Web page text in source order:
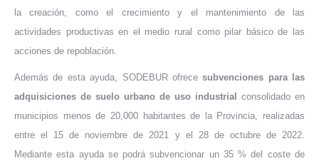
la creación, como el crecimiento y el mantenimiento de las
actividades productivas en el medio rural como pilar básico de las
acciones de repoblación.
Además de esta ayuda, SODEBUR ofrecesubvenciones para las
adquisiciones de suelo urbano de uso industrial consolidado en
municipios menos de 20,000 habitantes de la Provincia, realizadas
entre el 15 de noviembre de 2021 y el 28 de octubre de 2022.
Mediante esta ayuda se podrá subvencionar un 35 % del coste de